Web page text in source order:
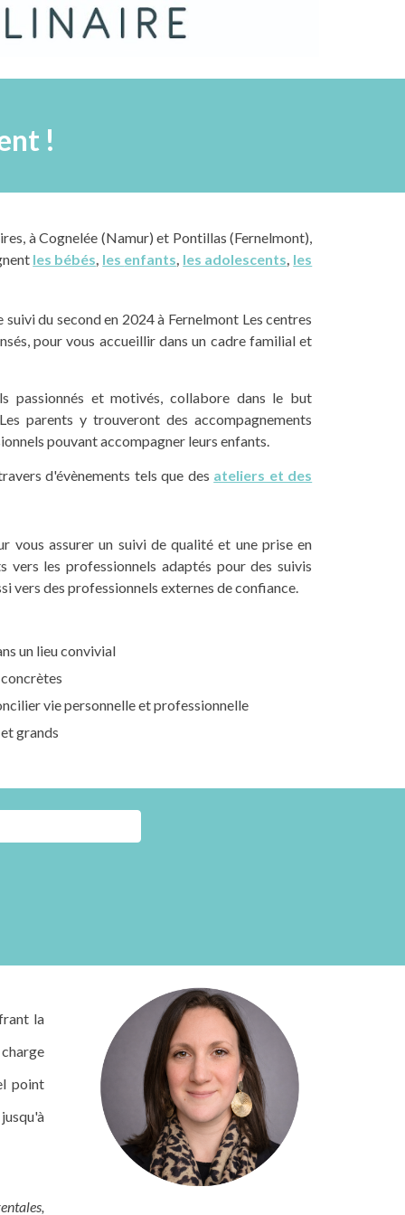
!
, à Cognelée (Namur) et Pontillas (Fernelmont),
les bébés, les enfants, les adolescents, les
du second en 2024 à Fernelmont Les centres
pour vous accueillir dans un cadre familial et
passionnés et motivés, collabore dans le but
parents y trouveront des accompagnements
pouvant accompagner leurs enfants.
d'évènements tels que des ateliers et des
vous assurer un suivi de qualité et une prise en
les professionnels adaptés pour des suivis
vers des professionnels externes de confiance.
un lieu convivial
vie personnelle et professionnelle
grands
la
point
jusqu'à